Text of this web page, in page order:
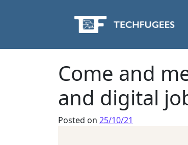
Come and
and digital
Posted on 25/10/21